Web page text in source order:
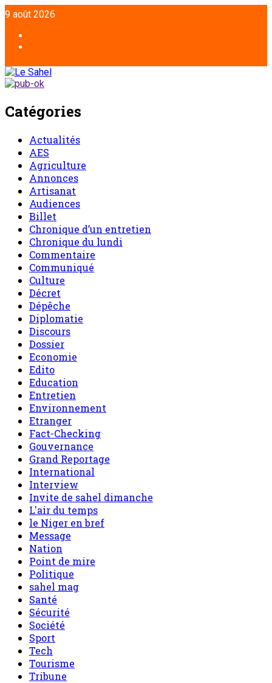
9 août 2026
Catégories
Actualités
AES
Agriculture
Annonces
Artisanat
Audiences
Billet
Chronique d’un entretien
Chronique du lundi
Commentaire
Communiqué
Culture
Décret
Dépêche
Diplomatie
Discours
Dossier
Economie
Edito
Education
Entretien
Environnement
Etranger
Fact-Checking
Gouvernance
Grand Reportage
International
Interview
Invite de sahel dimanche
L'air du temps
le Niger en bref
Message
Nation
Point de mire
Politique
sahel mag
Santé
Sécurité
Société
Sport
Tech
Tourisme
Tribune